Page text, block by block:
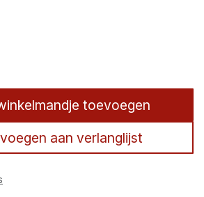
toevoegen
aan verlanglijst